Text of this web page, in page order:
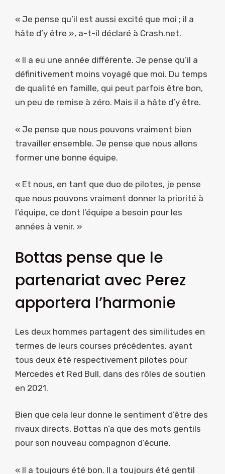
« Je pense qu’il est aussi excité que moi ; il a
hâte d’y être », a-t-il déclaré à Crash.net.
« Il a eu une année différente. Je pense qu’il a
définitivement moins voyagé que moi. Du temps
de qualité en famille, qui peut parfois être bon,
un peu de remise à zéro. Mais il a hâte d’y être.
« Je pense que nous pouvons vraiment bien
travailler ensemble. Je pense que nous allons
former une bonne équipe.
« Et nous, en tant que duo de pilotes, je pense
que nous pouvons vraiment donner la priorité à
l’équipe, ce dont l’équipe a besoin pour les
années à venir. »
Bottas pense que le
partenariat avec Perez
apportera l’harmonie
Les deux hommes partagent des similitudes en
termes de leurs courses précédentes, ayant
tous deux été respectivement pilotes pour
Mercedes et Red Bull, dans des rôles de soutien
en 2021.
Bien que cela leur donne le sentiment d’être des
rivaux directs, Bottas n’a que des mots gentils
pour son nouveau compagnon d’écurie.
« Il a toujours été bon. Il a toujours été gentil